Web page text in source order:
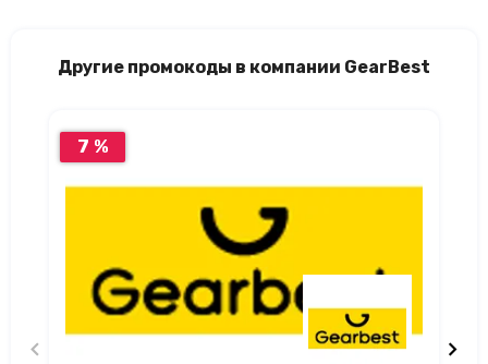
Другие промокоды в компании GearBest
7 %